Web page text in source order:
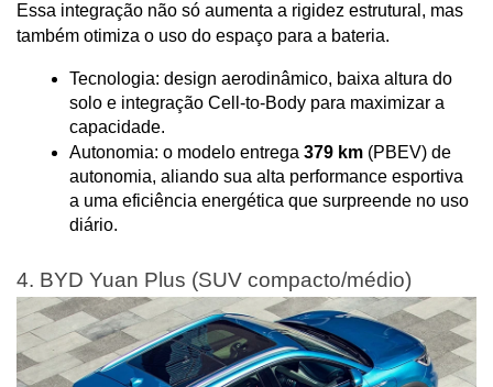
Essa integração não só aumenta a rigidez estrutural, mas
também otimiza o uso do espaço para a bateria.
Tecnologia: design aerodinâmico, baixa altura do
solo e integração Cell-to-Body para maximizar a
capacidade.
Autonomia: o modelo entrega 379 km (PBEV) de
autonomia, aliando sua alta performance esportiva
a uma eficiência energética que surpreende no uso
diário.
4. BYD Yuan Plus (SUV compacto/médio)